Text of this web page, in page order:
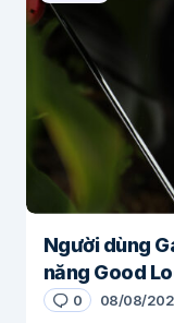
Người dùng
năng Good
0 08/08/